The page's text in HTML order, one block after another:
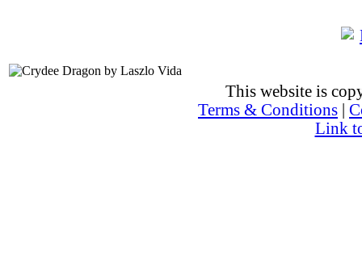
This website is
Terms & Conditions
Link